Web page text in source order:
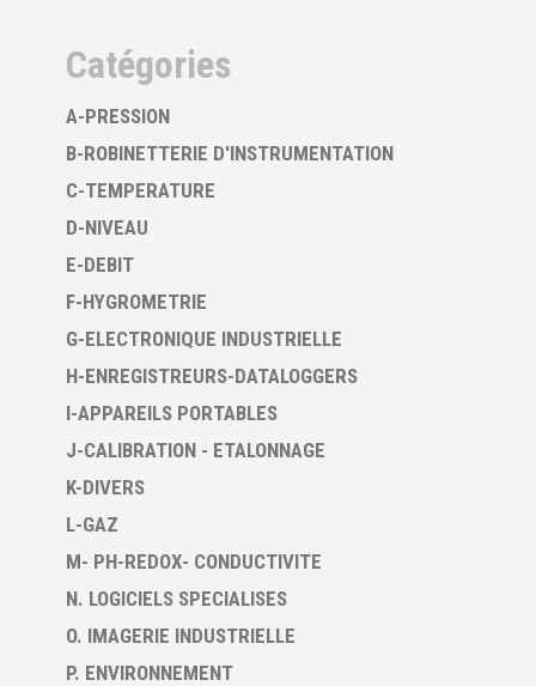
Catégories
A-PRESSION
B-ROBINETTERIE D'INSTRUMENTATION
C-TEMPERATURE
D-NIVEAU
E-DEBIT
F-HYGROMETRIE
G-ELECTRONIQUE INDUSTRIELLE
H-ENREGISTREURS-DATALOGGERS
I-APPAREILS PORTABLES
J-CALIBRATION - ETALONNAGE
K-DIVERS
L-GAZ
M- PH-REDOX- CONDUCTIVITE
N. LOGICIELS SPECIALISES
O. IMAGERIE INDUSTRIELLE
P. ENVIRONNEMENT